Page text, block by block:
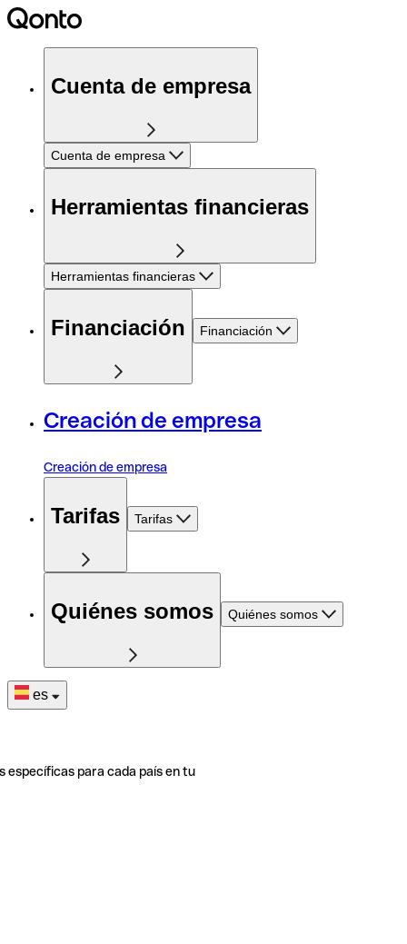
Cuenta de empresa
Cuenta de empresa
Herramientas financieras
Herramientas financieras
Financiación Financiación
Creación de empresa
Creación de empresa
Tarifas Tarifas
Quiénes somos Quiénes somos
es
específicas para cada país en tu